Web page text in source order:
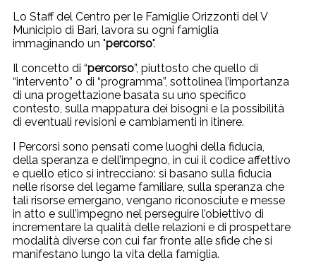
Lo Staff del Centro per le Famiglie Orizzonti del V
Municipio di Bari, lavora su ogni famiglia
immaginando un "percorso".
Il concetto di “percorso”, piuttosto che quello di
“intervento” o di “programma”, sottolinea l’importanza
di una progettazione basata su uno specifico
contesto, sulla mappatura dei bisogni e la possibilità
di eventuali revisioni e cambiamenti in itinere.
I Percorsi sono pensati come luoghi della fiducia,
della speranza e dell’impegno, in cui il codice affettivo
e quello etico si intrecciano: si basano sulla fiducia
nelle risorse del legame familiare, sulla speranza che
tali risorse emergano, vengano riconosciute e messe
in atto e sull’impegno nel perseguire l’obiettivo di
incrementare la qualità delle relazioni e di prospettare
modalità diverse con cui far fronte alle sfide che si
manifestano lungo la vita della famiglia.